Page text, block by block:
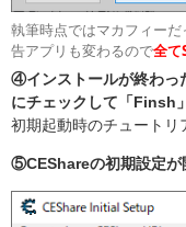
執筆時点ではマカフィー
告アプリも変わるので全
④インストールが終わ
にチェックして「Finsh」
初期起動時のチュートリ
⑤CEShareの初期設定が